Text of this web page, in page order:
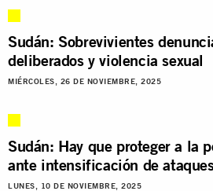
Sudán: Sobrevivientes
deliberados y violencia sexual
MIÉRCOLES, 26 DE NOVIEMBRE, 2025
Sudán: Hay que proteger a la
ante intensificación de
LUNES, 10 DE NOVIEMBRE, 2025